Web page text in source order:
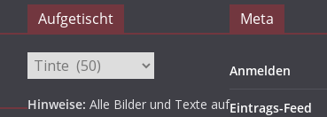
Aufgetischt
Aufgetischt
Hinweise: Alle Bilder und Texte auf
Meta
Anmelden
Eintrags-Feed